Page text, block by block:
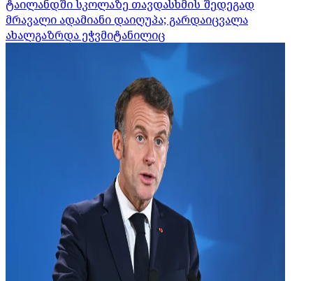
ტაილანდში სკოლაზე თავდასხმის შედეგად
მრავალი ადამიანი დაიღუპა; გარდაიცვალა
ახალგაზრდა ეჭვმიტანილიც